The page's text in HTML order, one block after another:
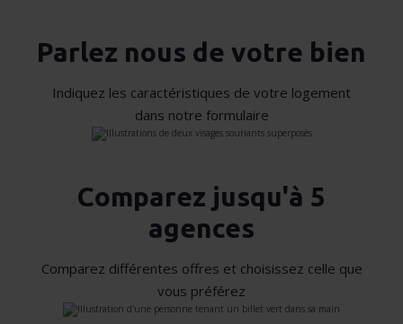
Parlez nous de votre bien
Indiquez les caractéristiques de votre logement
dans notre formulaire
Comparez jusqu'à 5
agences
Comparez différentes offres et choisissez celle que
vous préférez